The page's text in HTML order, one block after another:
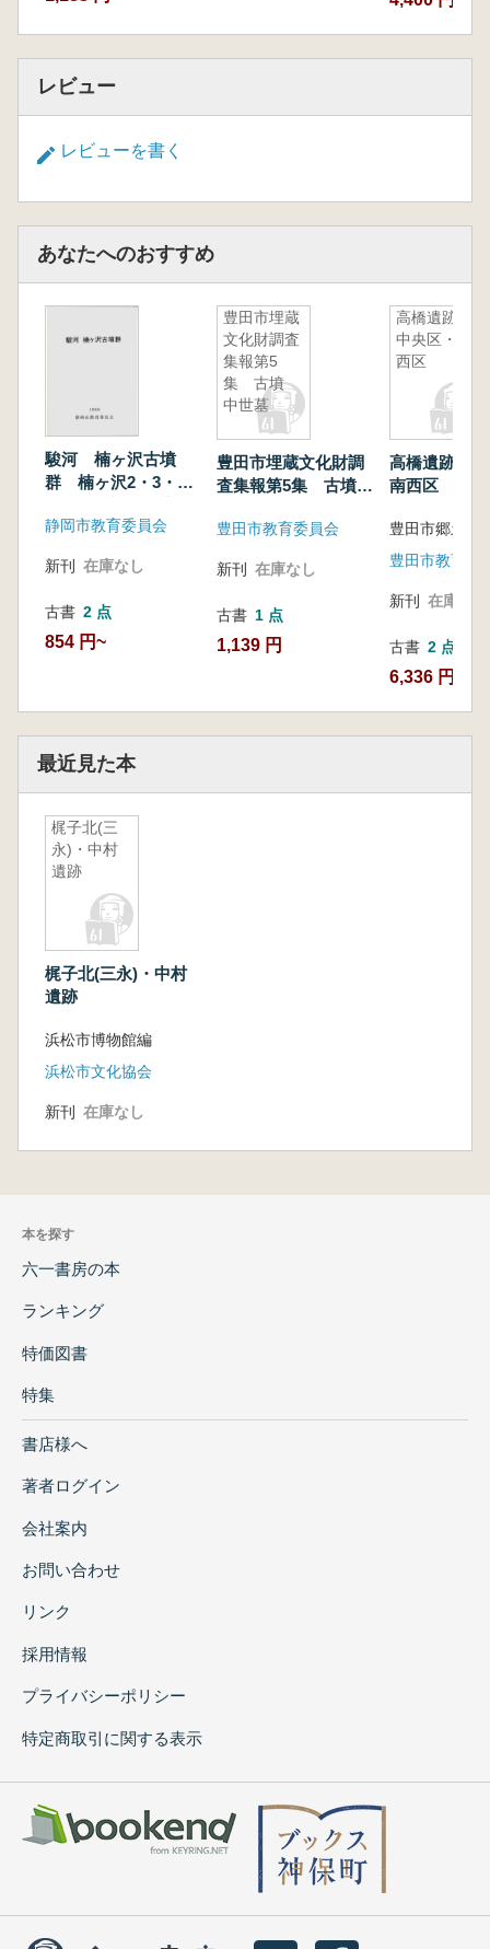
レビュー
レビューを書く
あなたへのおすすめ
駿河 楠ヶ沢古墳
群 楠ヶ沢2・3・7
静岡市教育委員会
新刊 在庫なし
古書 2 点
854 円~
豊田市埋蔵
文化財調査
集報第5
集 古墳
中世墓
豊田市埋蔵文化財調
査集報第5集 古墳
豊田市教育委員会
新刊 在庫なし
古書 1 点
1,139 円
高橋遺跡
中央区・南
西区
高橋遺跡 中
南西区
豊田市郷土
豊田市教育委
新刊 在庫なし
古書 2 点
6,336 円~
最近見た本
梶子北(三
永)・中村
遺跡
梶子北(三永)・中村
遺跡
浜松市博物館編
浜松市文化協会
新刊 在庫なし
本を探す
六一書房の本
ランキング
特価図書
特集
書店様へ
著者ログイン
会社案内
お問い合わせ
リンク
採用情報
プライバシーポリシー
特定商取引に関する表示